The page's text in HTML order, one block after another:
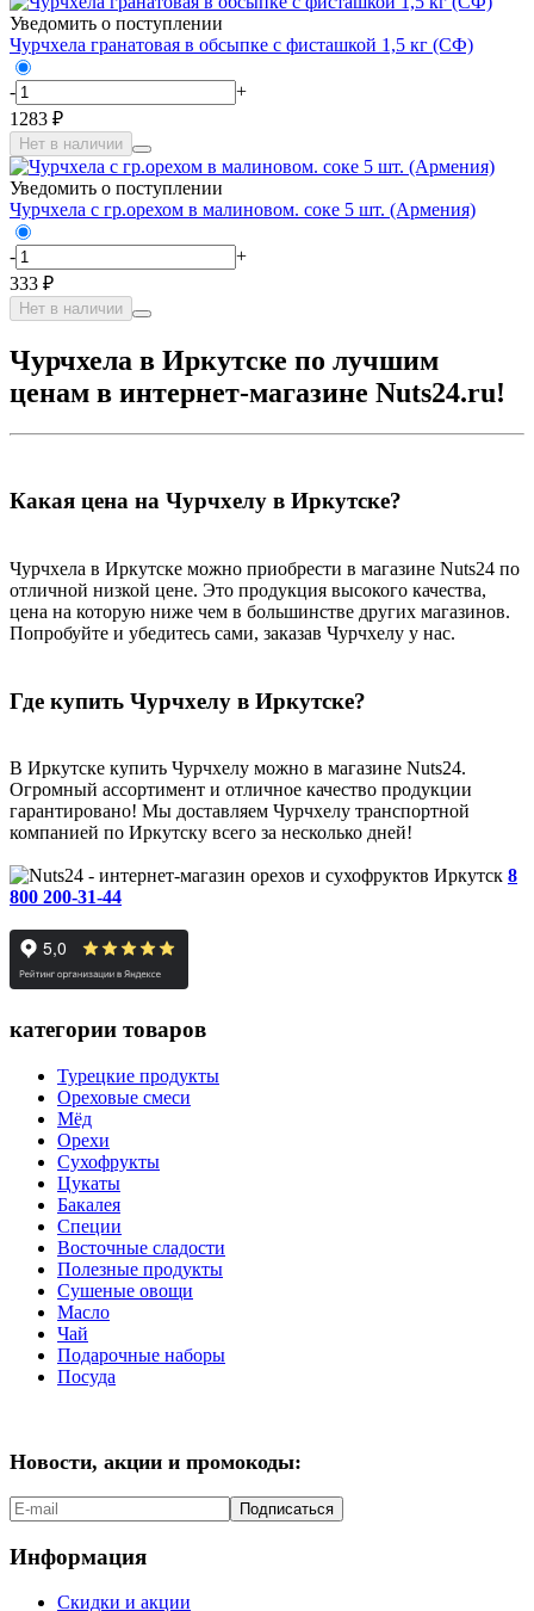
Уведомить о поступлении
Чурчхела гранатовая в обсыпке с фисташкой 1,5 кг (СФ)
-
+
1283 ₽
Нет в наличии
Уведомить о поступлении
Чурчхела с гр.орехом в малиновом. соке 5 шт. (Армения)
-
+
333 ₽
Нет в наличии
Чурчхела в Иркутске по лучшим
ценам в интернет-магазине Nuts24.ru!
Какая цена на Чурчхелу в Иркутске?
Чурчхела в Иркутске можно приобрести в магазине Nuts24 по
отличной низкой цене. Это продукция высокого качества,
цена на которую ниже чем в большинстве других магазинов.
Попробуйте и убедитесь сами, заказав Чурчхелу у нас.
Где купить Чурчхелу в Иркутске?
В Иркутске купить Чурчхелу можно в магазине Nuts24.
Огромный ассортимент и отличное качество продукции
гарантировано! Мы доставляем Чурчхелу транспортной
компанией по Иркутску всего за несколько дней!
Иркутск 8
800 200-31-44
категории товаров
Турецкие продукты
Ореховые смеси
Мёд
Орехи
Сухофрукты
Цукаты
Бакалея
Специи
Восточные сладости
Полезные продукты
Сушеные овощи
Масло
Чай
Подарочные наборы
Посуда
Новости, акции и промокоды:
Подписаться
Информация
Скидки и акции